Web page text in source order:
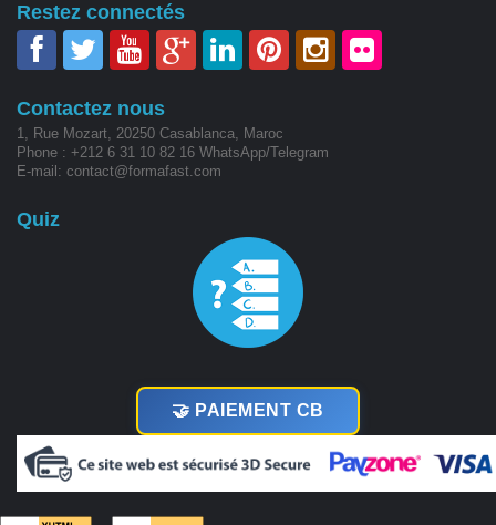
Restez connectés
Contactez nous
1, Rue Mozart, 20250 Casablanca, Maroc
Phone : +212 6 31 10 82 16 WhatsApp/Telegram
E-mail: contact@formafast.com
Quiz
🤝 PAIEMENT CB